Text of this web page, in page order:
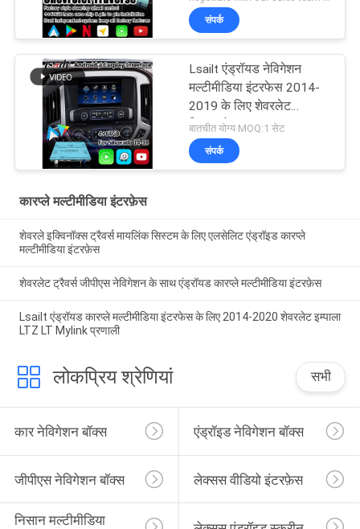
संपर्क
Lsailt एंड्रॉयड नेविगेशन
मल्टीमीडिया इंटरफेस 2014-
2019 के लिए शेवरलेट
सिल्वरडो 1500 2500 3500
माइलिंक सिस्टम
बातचीत योग्य MOQ:1 सेट
संपर्क
कारप्ले मल्टीमीडिया इंटरफ़ेस
शेवरले इक्विनॉक्स ट्रैवर्स मायलिंक सिस्टम के लिए एलसेलिट एंड्रॉइड कारप्ले
मल्टीमीडिया इंटरफ़ेस
शेवरलेट ट्रैवर्स जीपीएस नेविगेशन के साथ एंड्रॉयड कारप्ले मल्टीमीडिया इंटरफ़ेस
Lsailt एंड्रॉयड कारप्ले मल्टीमीडिया इंटरफेस के लिए 2014-2020 शेवरलेट इम्पाला
LTZ LT Mylink प्रणाली
लोकप्रिय श्रेणियां सभी
कार नेविगेशन बॉक्स एंड्रॉइड नेविगेशन बॉक्स
जीपीएस नेविगेशन बॉक्स लेक्सस वीडियो इंटरफ़ेस
निसान मल्टीमीडिया